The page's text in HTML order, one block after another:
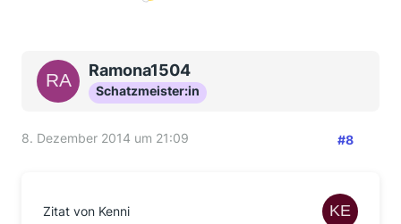
Ramona1504
Schatzmeister:in
8. Dezember 2014 um 21:09 #8
Zitat von Kenni